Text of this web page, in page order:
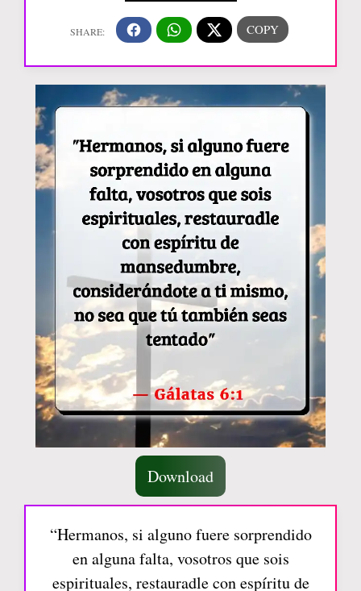
Download
“Hermanos, si alguno fuere sorprendido
en alguna falta, vosotros que sois
espirituales, restauradle con espíritu de